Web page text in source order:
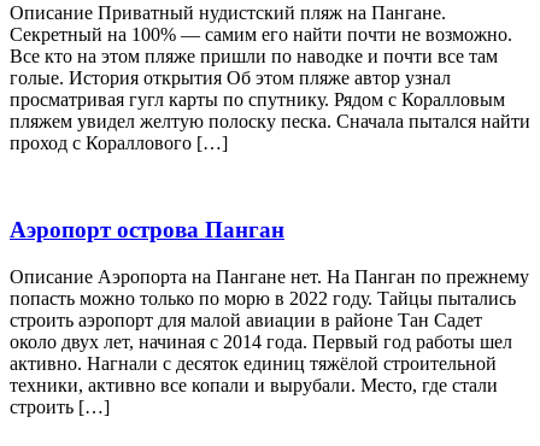
Описание Приватный нудистский пляж на Пангане.
Секретный на 100% — самим его найти почти не возможно.
Все кто на этом пляже пришли по наводке и почти все там
голые. История открытия Об этом пляже автор узнал
просматривая гугл карты по спутнику. Рядом с Коралловым
пляжем увидел желтую полоску песка. Сначала пытался найти
проход с Кораллового […]
Аэропорт острова Панган
Описание Аэропорта на Пангане нет. На Панган по прежнему
попасть можно только по морю в 2022 году. Тайцы пытались
строить аэропорт для малой авиации в районе Тан Садет
около двух лет, начиная с 2014 года. Первый год работы шел
активно. Нагнали с десяток единиц тяжёлой строительной
техники, активно все копали и вырубали. Место, где стали
строить […]